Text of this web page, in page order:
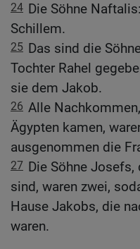
24 Die Söhne
Schillem.
25 Das sind die
Tochter Rahel
sie dem Jakob.
26 Alle
Ägypten kamen,
ausgenommen die
27 Die Söhne
sind, waren zwei,
Hause Jakobs, die
waren.